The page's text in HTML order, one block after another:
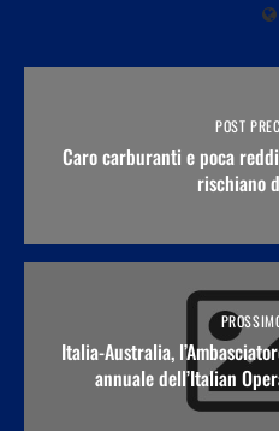
POST
Caro carburanti e poca
rischiano
Italia-Australia,
annuale dell’Italian